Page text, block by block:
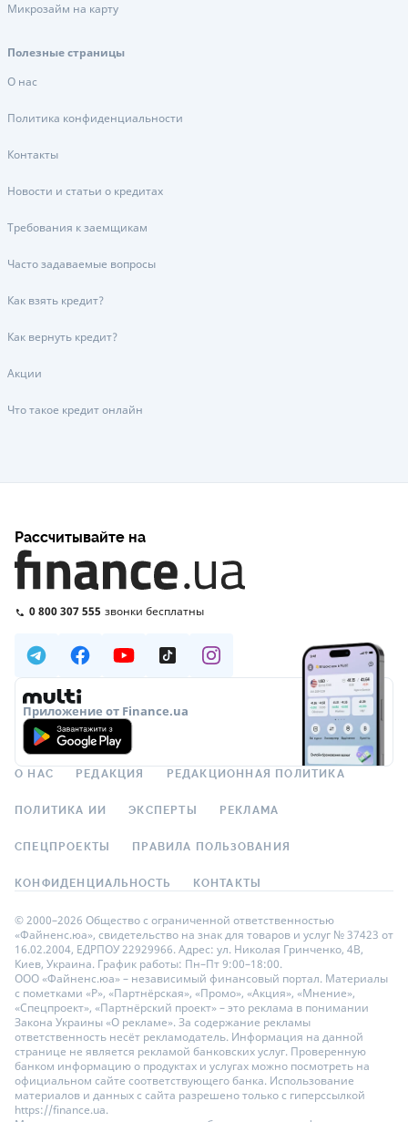
Микрозайм на карту
Полезные страницы
О нас
Политика конфиденциальности
Контакты
Новости и статьи о кредитах
Требования к заемщикам
Часто задаваемые вопросы
Как взять кредит?
Как вернуть кредит?
Акции
Что такое кредит онлайн
Рассчитывайте на
0 800 307 555 звонки бесплатны
Приложение от Finance.ua
О НАС РЕДАКЦИЯ РЕДАКЦИОННАЯ ПОЛИТИКА
ПОЛИТИКА ИИ ЭКСПЕРТЫ РЕКЛАМА
СПЕЦПРОЕКТЫ ПРАВИЛА ПОЛЬЗОВАНИЯ
КОНФИДЕНЦИАЛЬНОСТЬ КОНТАКТЫ
© 2000–2026 Общество с ограниченной ответственностью
«Файненс.юа», свидетельство на знак для товаров и услуг № 37423 от
16.02.2004, ЕДРПОУ 22929966. Адрес: ул. Николая Гринченко, 4В,
Киев, Украина. График работы: Пн–Пт 9:00–18:00.
ООО «Файненс.юа» – независимый финансовый портал. Материалы
с пометками «Р», «Партнёрская», «Промо», «Акция», «Мнение»,
«Спецпроект», «Партнёрский проект» – это реклама в понимании
Закона Украины «О рекламе». За содержание рекламы
ответственность несёт рекламодатель. Информация на данной
странице не является рекламой банковских услуг. Проверенную
банком информацию о продуктах и услугах можно посмотреть на
официальном сайте соответствующего банка. Использование
материалов и данных с сайта разрешено только с гиперссылкой
https://finance.ua.